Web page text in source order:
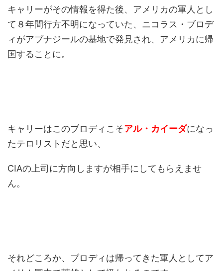
キャリーがその情報を得た後、アメリカの軍人とし
て８年間行方不明になっていた、ニコラス・ブロデ
ィがアブナジールの基地で発見され、アメリカに帰
国することに。
キャリーはこのブロディこそアル・カイーダになっ
たテロリストだと思い、
CIAの上司に方向しますが相手にしてもらえませ
ん。
それどころか、ブロディは帰ってきた軍人としてア